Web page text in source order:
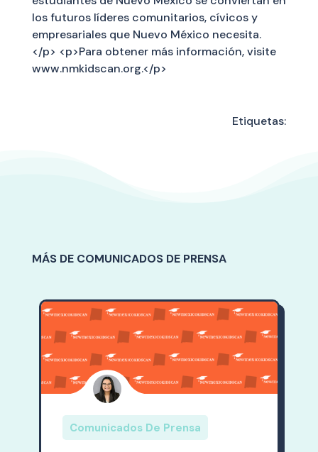
los futuros líderes comunitarios, cívicos y
empresariales que Nuevo México necesita.
</p> <p>Para obtener más información, visite
www.nmkidscan.org.</p>
Etiquetas:
MÁS DE COMUNICADOS DE PRENSA
Comunicados De Prensa